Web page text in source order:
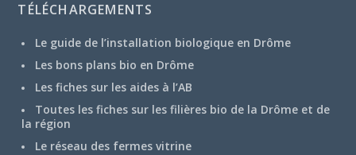
TÉLÉCHARGEMENTS
Le guide de l’installation biologique en Drôme
Les bons plans bio en Drôme
Les fiches sur les aides à l’AB
Toutes les fiches sur les filières bio de la Drôme et de
la région
Le réseau des fermes vitrine